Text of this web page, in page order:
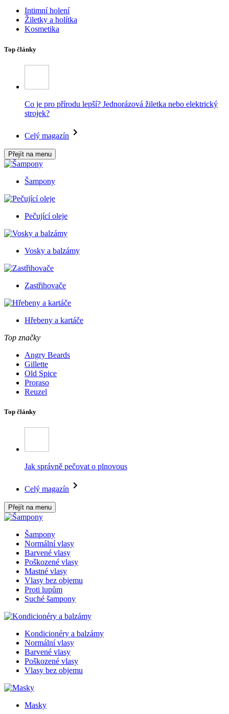
Intimní holení
Žiletky a holítka
Kosmetika
Top články
Co je pro přírodu lepší? Jednorázová žiletka nebo elektrický
strojek?
Celý magazín
Přejít na menu
Šampony
Pečující oleje
Vosky a balzámy
Zastřihovače
Hřebeny a kartáče
Top značky
Angry Beards
Gillette
Old Spice
Proraso
Reuzel
Top články
Jak správně pečovat o plnovous
Celý magazín
Přejít na menu
Šampony
Normální vlasy
Barvené vlasy
Poškozené vlasy
Mastné vlasy
Vlasy bez objemu
Proti lupům
Suché šampony
Kondicionéry a balzámy
Normální vlasy
Barvené vlasy
Poškozené vlasy
Vlasy bez objemu
Masky